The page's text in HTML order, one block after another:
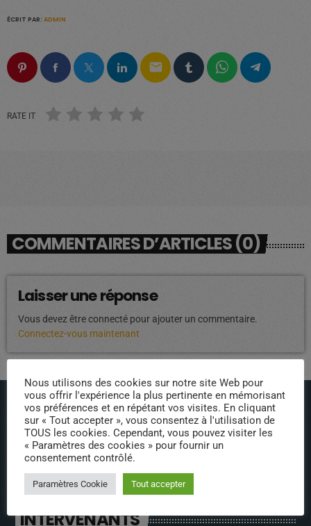
ÉCRIT PAR: ADMIN
email
RATE IT
COMMENTAIRES D’ARTICLES (0)
Laisser une réponse
Vous devez être connecté pour ajouter un commentaire.
Connectez-vous maintenant
ÉPISODES DE PODCAST
INTERVENANTS
Nous utilisons des cookies sur notre site Web pour
vous offrir l'expérience la plus pertinente en mémorisant
vos préférences et en répétant vos visites. En cliquant
sur « Tout accepter », vous consentez à l'utilisation de
TOUS les cookies. Cependant, vous pouvez visiter les
« Paramètres des cookies » pour fournir un
consentement contrôlé.
Paramètres Cookie Tout accepter